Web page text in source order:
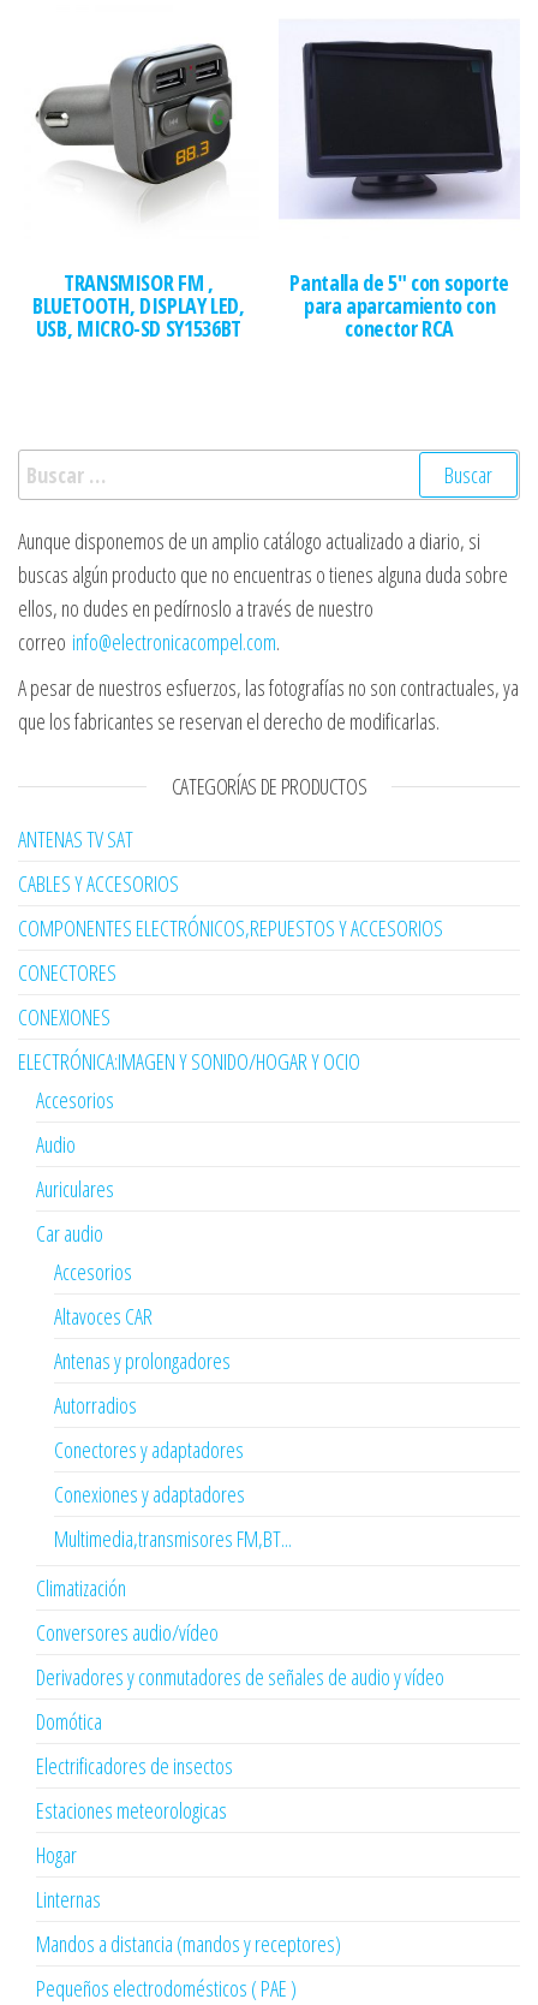
TRANSMISOR FM ,
BLUETOOTH, DISPLAY LED,
USB, MICRO-SD SY1536BT
Pantalla de 5″ con soporte
para aparcamiento con
conector RCA
Buscar:
Aunque disponemos de un amplio catálogo actualizado a diario, si
buscas algún producto que no encuentras o tienes alguna duda sobre
ellos, no dudes en pedírnoslo a través de nuestro
correo info@electronicacompel.com.
A pesar de nuestros esfuerzos, las fotografías no son contractuales, ya
que los fabricantes se reservan el derecho de modificarlas.
CATEGORÍAS DE PRODUCTOS
ANTENAS TV SAT
CABLES Y ACCESORIOS
COMPONENTES ELECTRÓNICOS,REPUESTOS Y ACCESORIOS
CONECTORES
CONEXIONES
ELECTRÓNICA:IMAGEN Y SONIDO/HOGAR Y OCIO
Accesorios
Audio
Auriculares
Car audio
Accesorios
Altavoces CAR
Antenas y prolongadores
Autorradios
Conectores y adaptadores
Conexiones y adaptadores
Multimedia,transmisores FM,BT...
Climatización
Conversores audio/vídeo
Derivadores y conmutadores de señales de audio y vídeo
Domótica
Electrificadores de insectos
Estaciones meteorologicas
Hogar
Linternas
Mandos a distancia (mandos y receptores)
Pequeños electrodomésticos ( PAE )